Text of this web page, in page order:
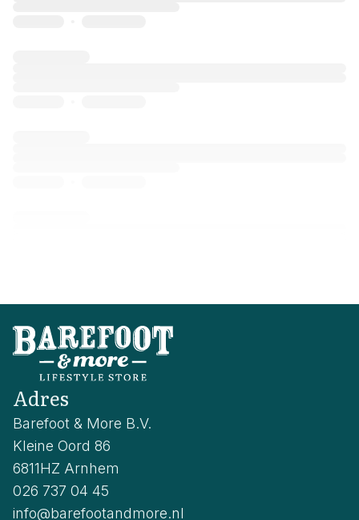
Adres
Barefoot & More B.V.
Kleine Oord 86
6811HZ Arnhem
026 737 04 45
info@barefootandmore.nl